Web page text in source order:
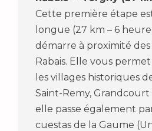
Cette première étape
longue (27 km – 6
démarre à proximité
Rabais. Elle vous
les villages historiques
Saint-Remy, Grandcourt
elle passe également
cuestas de la Gaume